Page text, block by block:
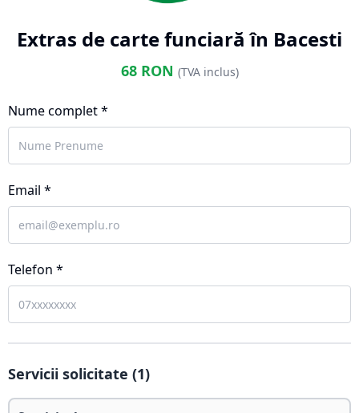
Extras de carte funciară în Bacesti
68RON (TVA inclus)
Nume complet *
Email *
Telefon *
Servicii solicitate (1)